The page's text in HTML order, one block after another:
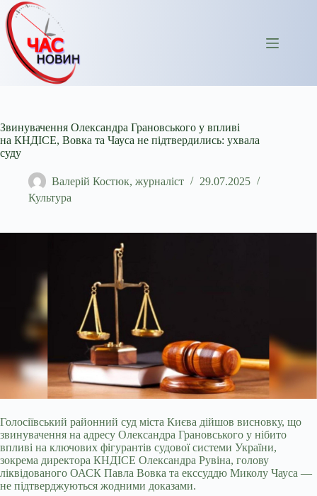
Перейти
до
вмісту
Звинувачення Олександра Грановського у впливі
на КНДІСЕ, Вовка та Чауса не підтвердились: ухвала
суду
Валерій Костюк, журналіст
29.07.2025
Культура
Голосіївський районний суд міста Києва дійшов висновку, що
звинувачення на адресу Олександра Грановського у нібито
впливі на ключових фігурантів судової системи України,
зокрема директора КНДІСЕ Олександра Рувіна, голову
ліквідованого ОАСК Павла Вовка та екссуддю Миколу Чауса —
не підтверджуються жодними доказами.